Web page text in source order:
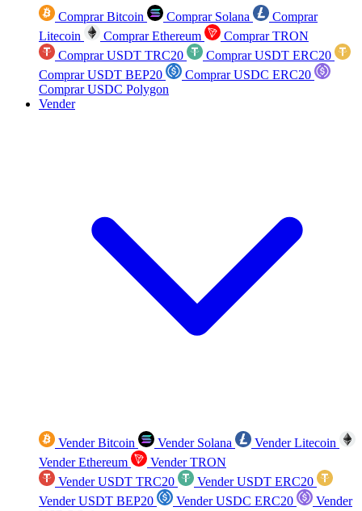
Comprar Bitcoin Comprar Solana
Comprar
Litecoin
Comprar Ethereum
Comprar TRON
Comprar USDT TRC20
Comprar USDT ERC20
Comprar USDT BEP20
Comprar USDC ERC20
Comprar USDC Polygon
Vender
Vender Bitcoin Vender Solana
Vender Litecoin
Vender Ethereum
Vender TRON
Vender USDT TRC20
Vender USDT ERC20
Vender USDT BEP20
Vender USDC ERC20
Vender